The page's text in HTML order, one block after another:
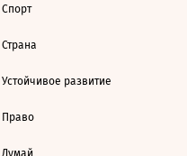
Спорт
Страна
Устойчивое развитие
Право
Думай